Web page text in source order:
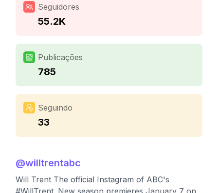
Seguidores
55.2K
Publicações
785
Seguindo
33
@willtrentabc
Will Trent The official Instagram of ABC's
#WillTrent. New season premieres January 7 on